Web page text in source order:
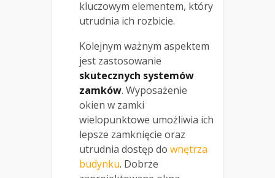
kluczowym elementem, który
utrudnia ich rozbicie.
Kolejnym ważnym aspektem
jest zastosowanie
skutecznych systemów
zamków. Wyposażenie
okien w zamki
wielopunktowe umożliwia ich
lepsze zamknięcie oraz
utrudnia dostęp do wnętrza
budynku. Dobrze